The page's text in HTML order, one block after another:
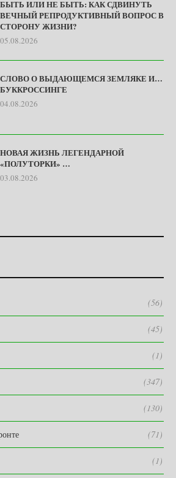
БЫТЬ ИЛИ НЕ БЫТЬ: КАК СДВИНУТЬ
ВЕЧНЫЙ РЕПРОДУКТИВНЫЙ ВОПРОС В
СТОРОНУ ЖИЗНИ?
05.08.2026
СЛОВО О ВЫДАЮЩЕМСЯ ЗЕМЛЯКЕ И…
БУККРОССИНГЕ
04.08.2026
НОВАЯ ЖИЗНЬ ЛЕГЕНДАРНОЙ
«ПОЛУТОРКИ» …
03.08.2026
(56)
(45)
(1)
(347)
(130)
(71)
(1)